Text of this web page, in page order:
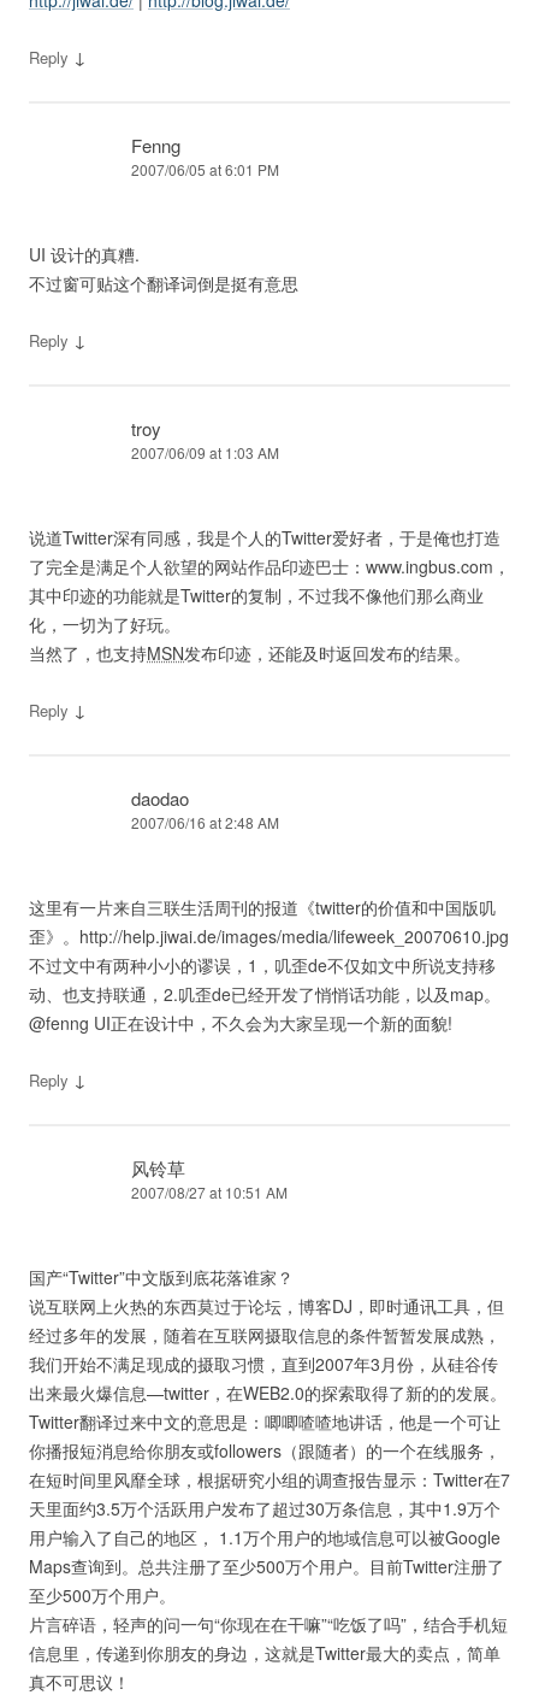
Reply ↓
Fenng
2007/06/05 at 6:01 PM
UI 设计的真糟.
不过窗可贴这个翻译词倒是挺有意思
Reply ↓
troy
2007/06/09 at 1:03 AM
说道Twitter深有同感，我是个人的Twitter爱好者，于是俺也打造
了完全是满足个人欲望的网站作品印迹巴士：www.ingbus.com，
其中印迹的功能就是Twitter的复制，不过我不像他们那么商业
化，一切为了好玩。
当然了，也支持MSN发布印迹，还能及时返回发布的结果。
Reply ↓
daodao
2007/06/16 at 2:48 AM
这里有一片来自三联生活周刊的报道《twitter的价值和中国版叽
歪》。http://help.jiwai.de/images/media/lifeweek_20070610.jpg
不过文中有两种小小的谬误，1，叽歪de不仅如文中所说支持移
动、也支持联通，2.叽歪de已经开发了悄悄话功能，以及map。
@fenng UI正在设计中，不久会为大家呈现一个新的面貌!
Reply ↓
风铃草
2007/08/27 at 10:51 AM
国产“Twitter”中文版到底花落谁家？
说互联网上火热的东西莫过于论坛，博客DJ，即时通讯工具，但
经过多年的发展，随着在互联网摄取信息的条件暂暂发展成熟，
我们开始不满足现成的摄取习惯，直到2007年3月份，从硅谷传
出来最火爆信息—twitter，在WEB2.0的探索取得了新的的发展。
Twitter翻译过来中文的意思是：唧唧喳喳地讲话，他是一个可让
你播报短消息给你朋友或followers（跟随者）的一个在线服务，
在短时间里风靡全球，根据研究小组的调查报告显示：Twitter在7
天里面约3.5万个活跃用户发布了超过30万条信息，其中1.9万个
用户输入了自己的地区， 1.1万个用户的地域信息可以被Google
Maps查询到。总共注册了至少500万个用户。目前Twitter注册了
至少500万个用户。
片言碎语，轻声的问一句“你现在在干嘛”“吃饭了吗”，结合手机短
信息里，传递到你朋友的身边，这就是Twitter最大的卖点，简单
真不可思议！